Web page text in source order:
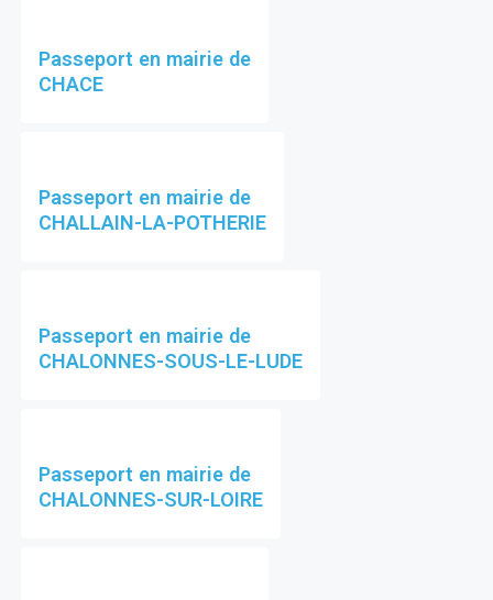
Passeport en mairie de
CHACE
Passeport en mairie de
CHALLAIN-LA-POTHERIE
Passeport en mairie de
CHALONNES-SOUS-LE-LUDE
Passeport en mairie de
CHALONNES-SUR-LOIRE